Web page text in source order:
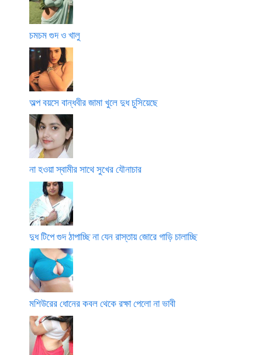
চমচম গুদ ও খালু
অল্প বয়সে বান্ধবীর জামা খুলে দুধ চুসিয়েছে
না হওয়া স্বামীর সাথে সুখের যৌনাচার
দুধ টিপে গুদ ঠাপাচ্ছি না যেন রাস্তায় জোরে গাড়ি চালাচ্ছি
মশিউরের ধোনের কবল থেকে রক্ষা পেলো না ভাবী